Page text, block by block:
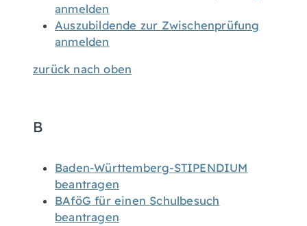
anmelden
Auszubildende zur Zwischenprüfung
anmelden
zurück nach oben
B
Baden-Württemberg-STIPENDIUM
beantragen
BAföG für einen Schulbesuch
beantragen